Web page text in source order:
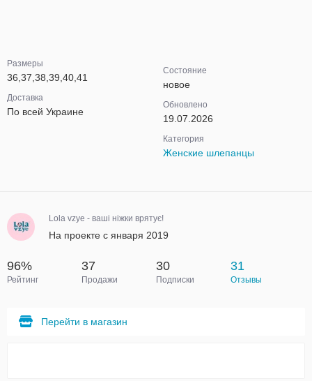
Размеры
36,37,38,39,40,41
Доставка
По всей Украине
Состояние
новое
Обновлено
19.07.2026
Категория
Женские шлепанцы
Lola vzye - ваші ніжки врятує!
На проекте с января 2019
96%
Рейтинг
37
Продажи
30
Подписки
31
Отзывы
Перейти в магазин